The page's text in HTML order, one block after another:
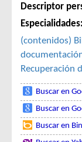
Descriptor
Especialidades:
(contenidos)
Recuperación
Buscar en
Buscar en
Buscar en